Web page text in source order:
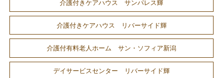
介護付きケアハウス サンパレス輝
介護付きケアハウス リバーサイド輝
介護付有料老人ホーム サン・ソフィア新潟
デイサービスセンター リバーサイド輝